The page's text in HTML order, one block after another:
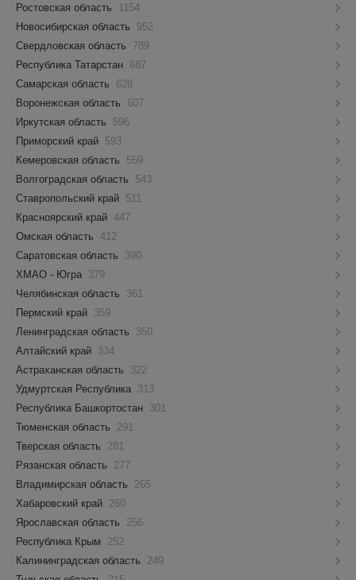
Ростовская область
1154
Новосибирская область
952
Свердловская область
789
Республика Татарстан 687
Самарская область
628
Воронежская область
607
Иркутская область
596
Приморский край 593
Кемеровская область
559
Волгоградская область
543
Ставропольский край 511
Красноярский край 447
Омская область 412
Саратовская область
390
ХМАО - Югра 379
Челябинская область
361
Пермский край 359
Ленинградская область
350
Алтайский край 334
Астраханская область
322
Удмуртская Республика 313
Республика Башкортостан 301
Тюменская область
291
Тверская область
281
Рязанская область
277
Владимирская область
265
Хабаровский край 260
Ярославская область
256
Республика Крым
252
Калининградская область
249